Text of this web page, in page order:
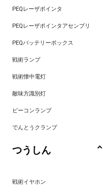
PEQレーザポインタ
PEQレーザポインタアセンブリ
PEQバッテリーボックス
戦術ランプ
戦術懐中電灯
敵味方識別灯
ビーコンランプ
でんとうクランプ
つうしん
戦術イヤホン